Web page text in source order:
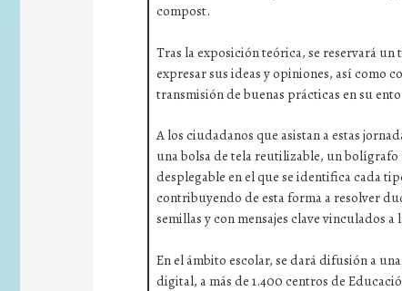
compost.
Tras la exposición teórica, se reservará
expresar sus ideas y opiniones, así como
transmisión de buenas prácticas en su
A los ciudadanos que asistan a estas
una bolsa de tela reutilizable, un
desplegable en el que se identifica cada
contribuyendo de esta forma a resolver
semillas y con mensajes clave vinculados a
En el ámbito escolar, se dará difusión a
digital, a más de 1.400 centros de